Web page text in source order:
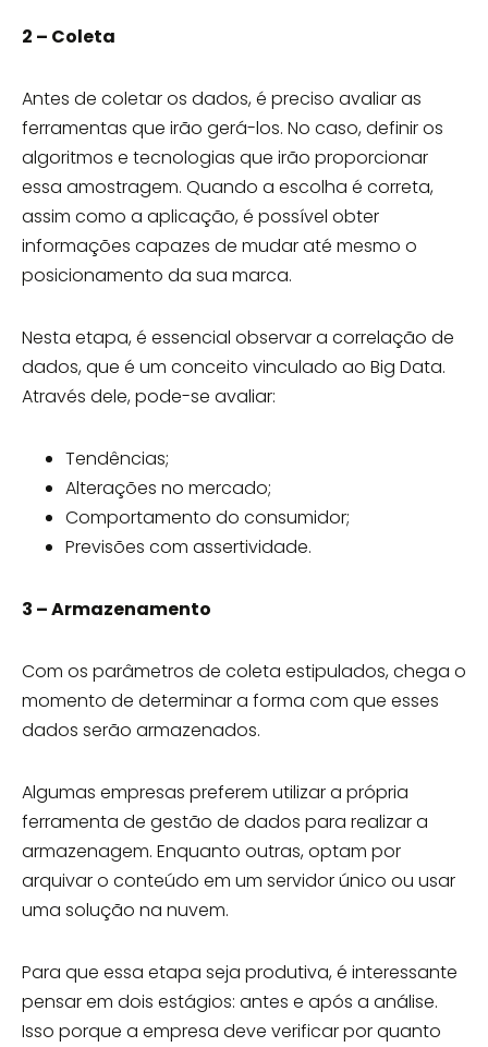
2 – Coleta
Antes de coletar os dados, é preciso avaliar as
ferramentas que irão gerá-los. No caso, definir os
algoritmos e tecnologias que irão proporcionar
essa amostragem. Quando a escolha é correta,
assim como a aplicação, é possível obter
informações capazes de mudar até mesmo o
posicionamento da sua marca.
Nesta etapa, é essencial observar a correlação de
dados, que é um conceito vinculado ao Big Data.
Através dele, pode-se avaliar:
Tendências;
Alterações no mercado;
Comportamento do consumidor;
Previsões com assertividade.
3 – Armazenamento
Com os parâmetros de coleta estipulados, chega o
momento de determinar a forma com que esses
dados serão armazenados.
Algumas empresas preferem utilizar a própria
ferramenta de gestão de dados para realizar a
armazenagem. Enquanto outras, optam por
arquivar o conteúdo em um servidor único ou usar
uma solução na nuvem.
Para que essa etapa seja produtiva, é interessante
pensar em dois estágios: antes e após a análise.
Isso porque a empresa deve verificar por quanto